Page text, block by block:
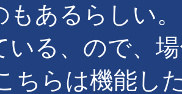
もあるらしい
いる、ので、
ちらは機能し